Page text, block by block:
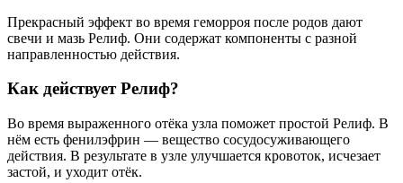
Прекрасный эффект во время геморроя после родов дают
свечи и мазь Релиф. Они содержат компоненты с разной
направленностью действия.
Как действует Релиф?
Во время выраженного отёка узла поможет простой Релиф. В
нём есть фенилэфрин — вещество сосудосуживающего
действия. В результате в узле улучшается кровоток, исчезает
застой, и уходит отёк.